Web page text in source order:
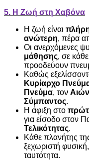
5. Η Ζωή στη Χαβόνα
Η ζωή είναι
ανώτερη, πέρα
Οι ανερχόμενες
μάθησης, σε
προοδεύουν
Καθώς
Κυρίαρχο
Πνεύμα, τον
Σύμπαντος.
Η άφιξη στο
για είσοδο στον
Τελικότητας.
Κάθε πλανήτης
ξεχωριστή φυσική,
ταυτότητα.